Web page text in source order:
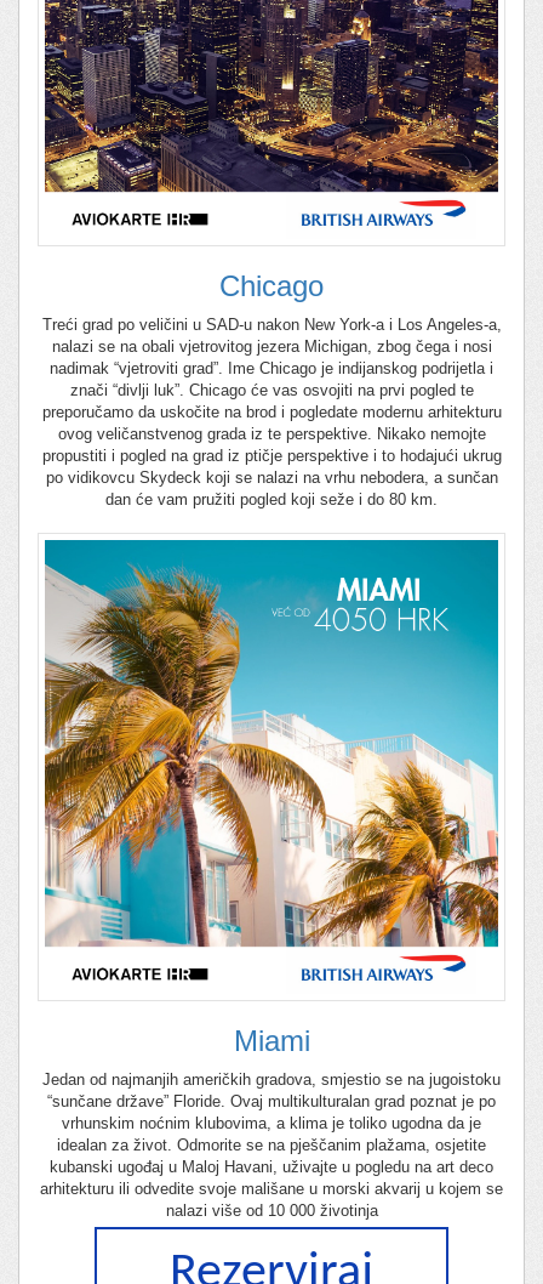
Chicago
Treći grad po veličini u SAD-u nakon New York-a i Los Angeles-a,
nalazi se na obali vjetrovitog jezera Michigan, zbog čega i nosi
nadimak “vjetroviti grad”. Ime Chicago je indijanskog podrijetla i
znači “divlji luk”. Chicago će vas osvojiti na prvi pogled te
preporučamo da uskočite na brod i pogledate modernu arhitekturu
ovog veličanstvenog grada iz te perspektive. Nikako nemojte
propustiti i pogled na grad iz ptičje perspektive i to hodajući ukrug
po vidikovcu Skydeck koji se nalazi na vrhu nebodera, a sunčan
dan će vam pružiti pogled koji seže i do 80 km.
Miami
Jedan od najmanjih američkih gradova, smjestio se na jugoistoku
“sunčane države” Floride. Ovaj multikulturalan grad poznat je po
vrhunskim noćnim klubovima, a klima je toliko ugodna da je
idealan za život. Odmorite se na pješčanim plažama, osjetite
kubanski ugođaj u Maloj Havani, uživajte u pogledu na art deco
arhitekturu ili odvedite svoje mališane u morski akvarij u kojem se
nalazi više od 10 000 životinja